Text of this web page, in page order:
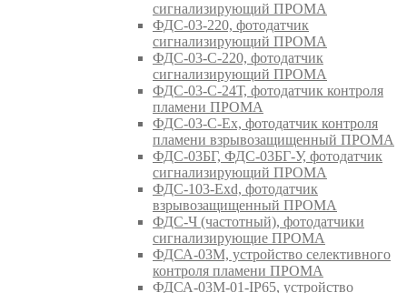
сигнализирующий ПРОМА
ФДС-03-220, фотодатчик
сигнализирующий ПРОМА
ФДС-03-С-220, фотодатчик
сигнализирующий ПРОМА
ФДС-03-С-24Т, фотодатчик контроля
пламени ПРОМА
ФДС-03-С-Ex, фотодатчик контроля
пламени взрывозащищенный ПРОМА
ФДС-03БГ, ФДС-03БГ-У, фотодатчик
сигнализирующий ПРОМА
ФДС-103-Ехd, фотодатчик
взрывозащищенный ПРОМА
ФДС-Ч (частотный), фотодатчики
сигнализирующие ПРОМА
ФДСА-03М, устройство селективного
контроля пламени ПРОМА
ФДСА-03М-01-IP65, устройство